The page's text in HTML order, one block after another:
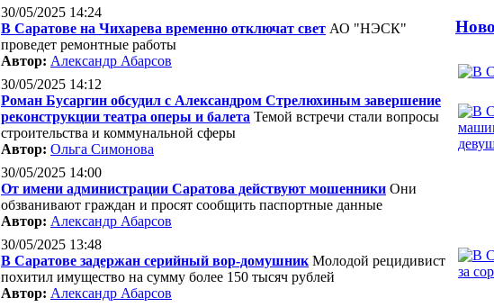
30/05/2025 14:24
В Саратове на Чихарева временно отключат свет АО "НЭСК"
проведет ремонтные работы
Автор: Александр Абарсов
30/05/2025 14:12
Роман Бусаргин обсудил с Александром Стрелюхиным завершение
реконструкции театра оперы и балета Темой встречи стали вопросы
строительства и коммунальной сферы
Автор: Ольга Симонова
30/05/2025 14:00
От имени администрации Саратова действуют мошенники Они
обзванивают граждан и просят сообщить паспортные данные
Автор: Александр Абарсов
30/05/2025 13:48
В Саратове задержан серийный вор-домушник Молодой рецидивист
похитил имущество на сумму более 150 тысяч рублей
Автор: Александр Абарсов